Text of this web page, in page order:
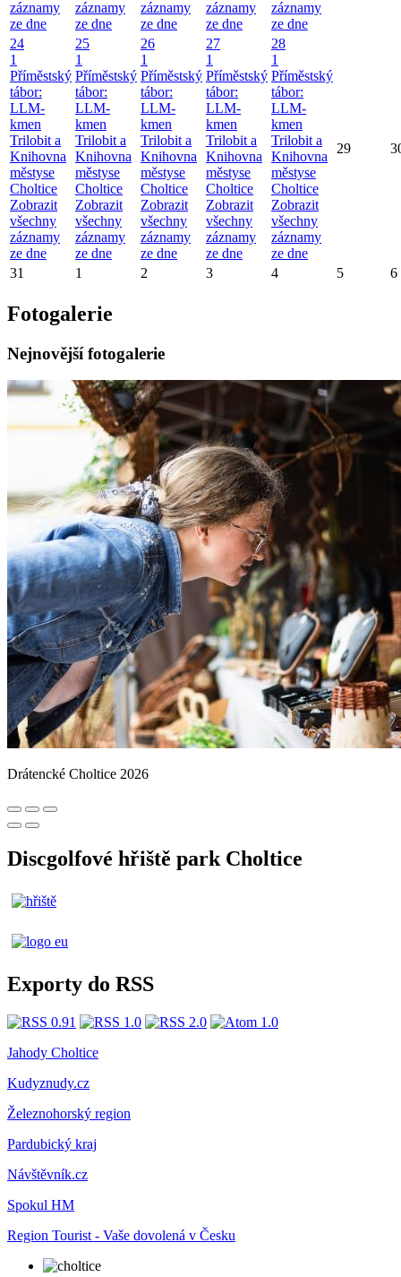
záznamy
ze dne
záznamy
ze dne
záznamy
ze dne
záznamy
ze dne
záznamy
ze dne
24
1
Příměstský
tábor:
LLM-
kmen
Trilobit a
Knihovna
městyse
Choltice
Zobrazit
všechny
záznamy
ze dne
25
1
Příměstský
tábor:
LLM-
kmen
Trilobit a
Knihovna
městyse
Choltice
Zobrazit
všechny
záznamy
ze dne
26
1
Příměstský
tábor:
LLM-
kmen
Trilobit a
Knihovna
městyse
Choltice
Zobrazit
všechny
záznamy
ze dne
27
1
Příměstský
tábor:
LLM-
kmen
Trilobit a
Knihovna
městyse
Choltice
Zobrazit
všechny
záznamy
ze dne
28
1
Příměstský
tábor:
LLM-
kmen
Trilobit a
Knihovna
městyse
Choltice
Zobrazit
všechny
záznamy
ze dne
29
31 1 2 3 4 5 6
Fotogalerie
Nejnovější fotogalerie
Drátencké Choltice 2026
Discgolfové hřiště park Choltice
Exporty do RSS
Jahody Choltice
Kudyznudy.cz
Železnohorský region
Pardubický kraj
Návštěvník.cz
Spokul HM
Region Tourist - Vaše dovolená v Česku